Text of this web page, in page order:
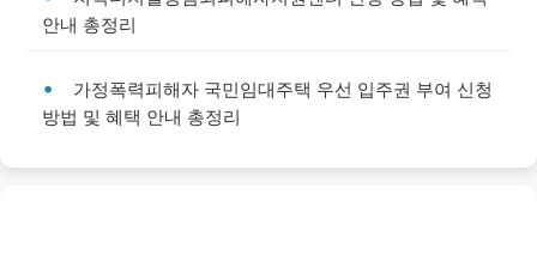
안내 총정리
가정폭력피해자 국민임대주택 우선 입주권 부여 신청
방법 및 혜택 안내 총정리